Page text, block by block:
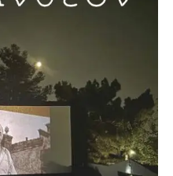
μέτρων. Το έργο, όπως
με την Περιφέρεια και
χώρο χαρακτηρισμένο για